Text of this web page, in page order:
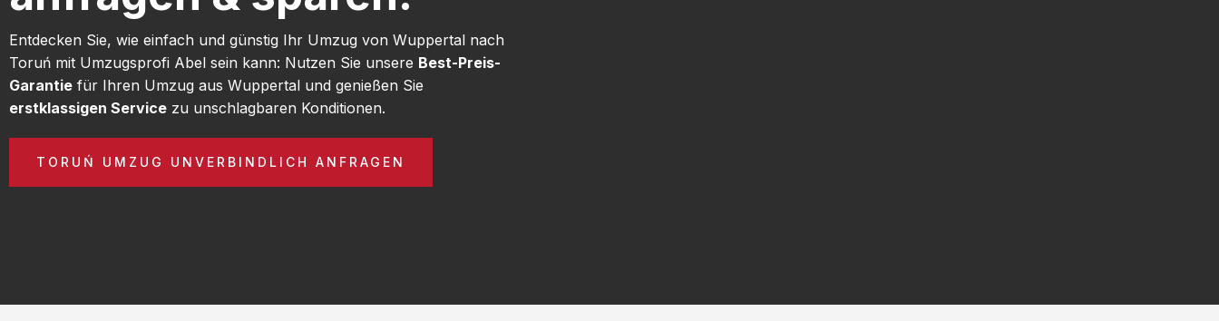
Entdecken Sie, wie einfach und günstig Ihr Umzug von Wuppertal nach
Toruń mit Umzugsprofi Abel sein kann: Nutzen Sie unsere Best-Preis-
Garantie für Ihren Umzug aus Wuppertal und genießen Sie
erstklassigen Service zu unschlagbaren Konditionen.
TORUŃ UMZUG UNVERBINDLICH ANFRAGEN